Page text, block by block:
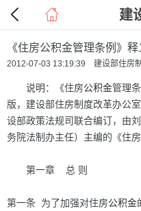
建
《住房公积金管理条例》释
2012-07-03 13:19:39 建设部住房
说明：《住房公积金管理
版，建设部住房制度改革办公
设部政策法规司联合编订，由
务院法制办主任）主编的《住房
第一章 总 则
第一条 为了加强对住房公积金